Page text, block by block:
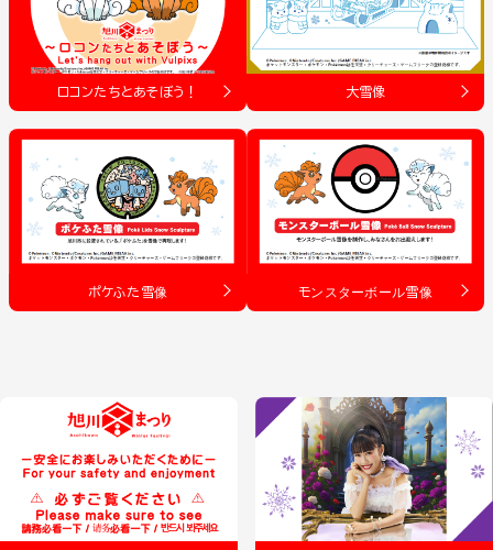
ロコンたちとあそぼう！ 大雪像
ポケふた雪像 モンスターボール雪像